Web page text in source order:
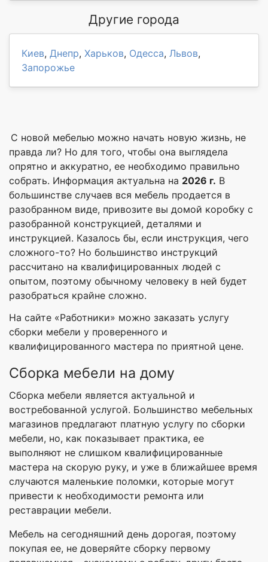
Другие города
Киев, Днепр, Харьков, Одесса, Львов,
Запорожье
С новой мебелью можно начать новую жизнь, не
правда ли? Но для того, чтобы она выглядела
опрятно и аккуратно, ее необходимо правильно
собрать. Информация актуальна на 2026 г. В
большинстве случаев вся мебель продается в
разобранном виде, привозите вы домой коробку с
разобранной конструкцией, деталями и
инструкцией. Казалось бы, если инструкция, чего
сложного-то? Но большинство инструкций
рассчитано на квалифицированных людей с
опытом, поэтому обычному человеку в ней будет
разобраться крайне сложно.
На сайте «Работники» можно заказать услугу
сборки мебели у проверенного и
квалифицированного мастера по приятной цене.
Сборка мебели на дому
Сборка мебели является актуальной и
востребованной услугой. Большинство мебельных
магазинов предлагают платную услугу по сборки
мебели, но, как показывает практика, ее
выполняют не слишком квалифицированные
мастера на скорую руку, и уже в ближайшее время
случаются маленькие поломки, которые могут
привести к необходимости ремонта или
реставрации мебели.
Мебель на сегодняшний день дорогая, поэтому
покупая ее, не доверяйте сборку первому